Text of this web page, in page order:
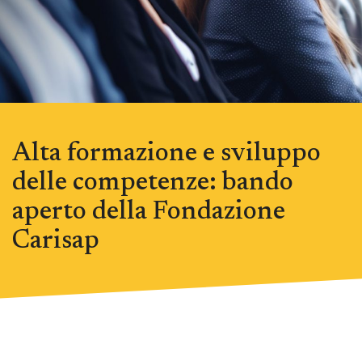
Alta formazione e sviluppo
delle competenze: bando
aperto della Fondazione
Carisap